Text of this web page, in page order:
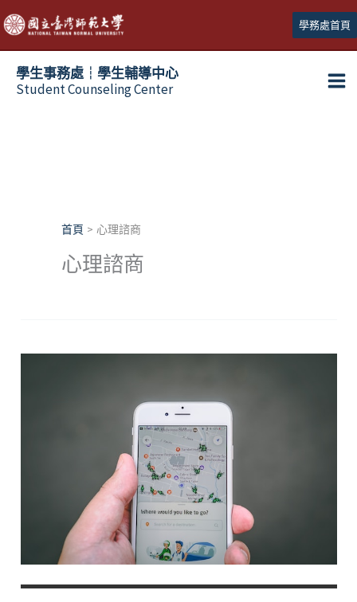
跳
至
主
學務處首頁
學生事務處┆學生輔導中心
Student Counseling Center
首頁 心理諮商
心理諮商